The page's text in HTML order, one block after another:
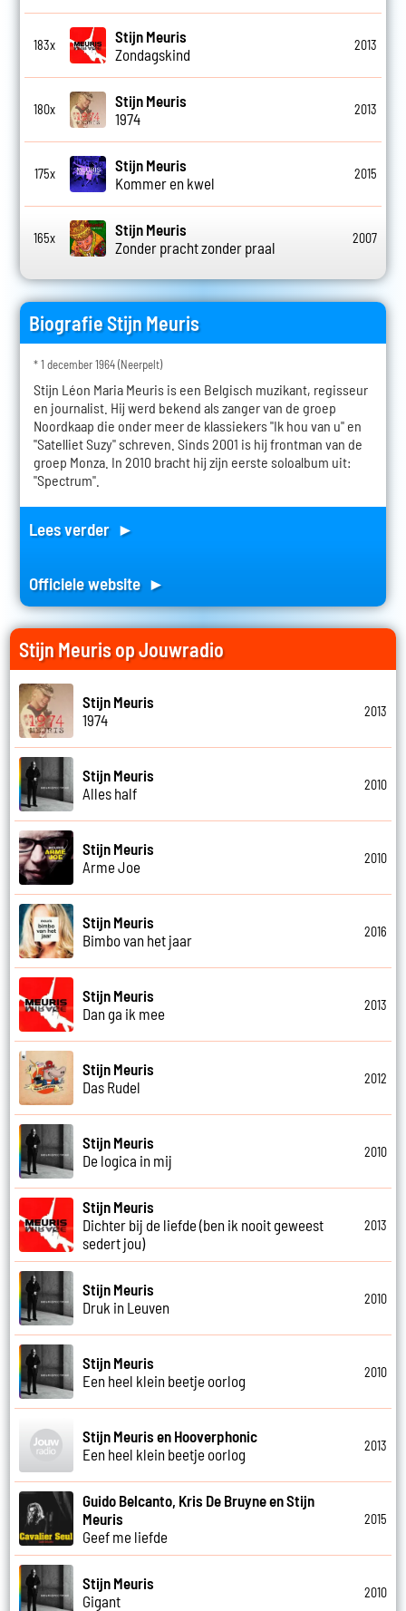
183x
Stijn Meuris
Zondagskind
2013
180x
Stijn Meuris
1974
2013
175x
Stijn Meuris
Kommer en kwel
2015
165x
Stijn Meuris
Zonder pracht zonder praal
2007
Biografie Stijn Meuris
* 1 december 1964 (Neerpelt)
Stijn Léon Maria Meuris is een Belgisch muzikant, regisseur
en journalist. Hij werd bekend als zanger van de groep
Noordkaap die onder meer de klassiekers "Ik hou van u" en
"Satelliet Suzy" schreven. Sinds 2001 is hij frontman van de
groep Monza. In 2010 bracht hij zijn eerste soloalbum uit:
"Spectrum".
Lees verder ►
Officiele website ►
Stijn Meuris op Jouwradio
Stijn Meuris
1974
2013
Stijn Meuris
Alles half
2010
Stijn Meuris
Arme Joe
2010
Stijn Meuris
Bimbo van het jaar
2016
Stijn Meuris
Dan ga ik mee
2013
Stijn Meuris
Das Rudel
2012
Stijn Meuris
De logica in mij
2010
Stijn Meuris
Dichter bij de liefde (ben ik nooit geweest
sedert jou)
2013
Stijn Meuris
Druk in Leuven
2010
Stijn Meuris
Een heel klein beetje oorlog
2010
Stijn Meuris en Hooverphonic
Een heel klein beetje oorlog
2013
Guido Belcanto, Kris De Bruyne en Stijn
Meuris
Geef me liefde
2015
Stijn Meuris
Gigant
2010